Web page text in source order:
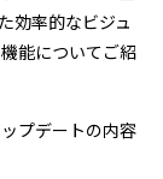
効率的なビジュ
能についてご紹
プデートの内容